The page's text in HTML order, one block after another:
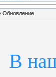
Обновление